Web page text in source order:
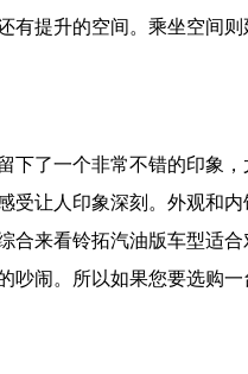
有提升的空间。乘坐空间
了一个非常不错的印象，
受让人印象深刻。外观和
来看铃拓汽油版车型适合
吵闹。所以如果您要选购